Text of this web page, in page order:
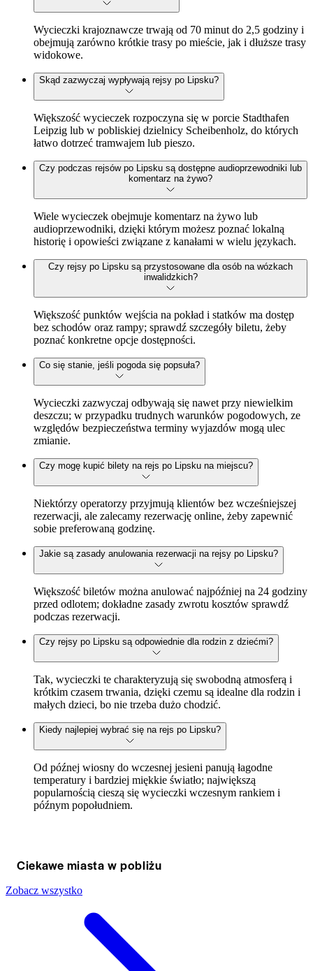
Wycieczki krajoznawcze trwają od 70 minut do 2,5 godziny i
obejmują zarówno krótkie trasy po mieście, jak i dłuższe trasy
widokowe.
Skąd zazwyczaj wypływają rejsy po Lipsku?
Większość wycieczek rozpoczyna się w porcie Stadthafen
Leipzig lub w pobliskiej dzielnicy Scheibenholz, do których
łatwo dotrzeć tramwajem lub pieszo.
Czy podczas rejsów po Lipsku są dostępne audioprzewodniki lub
komentarz na żywo?
Wiele wycieczek obejmuje komentarz na żywo lub
audioprzewodniki, dzięki którym możesz poznać lokalną
historię i opowieści związane z kanałami w wielu językach.
Czy rejsy po Lipsku są przystosowane dla osób na wózkach
inwalidzkich?
Większość punktów wejścia na pokład i statków ma dostęp
bez schodów oraz rampy; sprawdź szczegóły biletu, żeby
poznać konkretne opcje dostępności.
Co się stanie, jeśli pogoda się popsuła?
Wycieczki zazwyczaj odbywają się nawet przy niewielkim
deszczu; w przypadku trudnych warunków pogodowych, ze
względów bezpieczeństwa terminy wyjazdów mogą ulec
zmianie.
Czy mogę kupić bilety na rejs po Lipsku na miejscu?
Niektórzy operatorzy przyjmują klientów bez wcześniejszej
rezerwacji, ale zalecamy rezerwację online, żeby zapewnić
sobie preferowaną godzinę.
Jakie są zasady anulowania rezerwacji na rejsy po Lipsku?
Większość biletów można anulować najpóźniej na 24 godziny
przed odlotem; dokładne zasady zwrotu kosztów sprawdź
podczas rezerwacji.
Czy rejsy po Lipsku są odpowiednie dla rodzin z dziećmi?
Tak, wycieczki te charakteryzują się swobodną atmosferą i
krótkim czasem trwania, dzięki czemu są idealne dla rodzin i
małych dzieci, bo nie trzeba dużo chodzić.
Kiedy najlepiej wybrać się na rejs po Lipsku?
Od późnej wiosny do wczesnej jesieni panują łagodne
temperatury i bardziej miękkie światło; największą
popularnością cieszą się wycieczki wczesnym rankiem i
późnym popołudniem.
Ciekawe miasta w pobliżu
Zobacz wszystko